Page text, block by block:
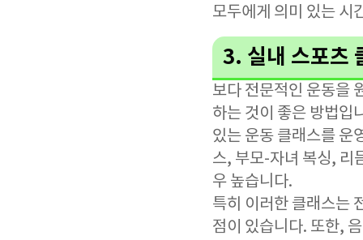
모두에게 의미 있는 시
3. 실내 스포츠
보다 전문적인 운동을
하는 것이 좋은 방법입
있는 운동 클래스를 운
스, 부모-자녀 복싱, 리
우 높습니다.
특히 이러한 클래스는
점이 있습니다. 또한,